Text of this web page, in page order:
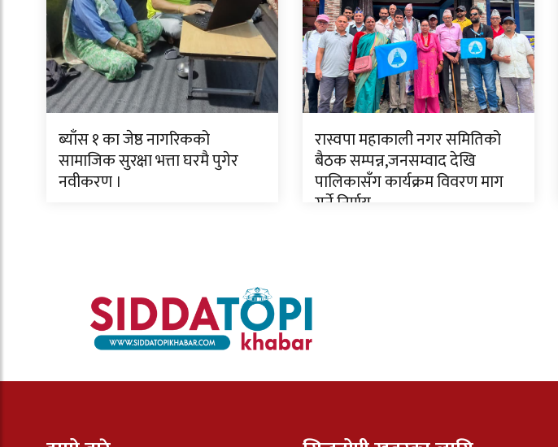
ब्याँस १ का जेष्ठ नागरिकको
सामाजिक सुरक्षा भत्ता घरमै पुगेर
नवीकरण ।
रास्वपा महाकाली नगर समितिको
बैठक सम्पन्न,जनसम्वाद देखि
पालिकासँग कार्यक्रम विवरण माग
गर्ने निर्णय